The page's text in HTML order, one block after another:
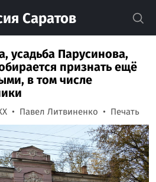
Саратов
усадьба Парусинова,
признать ещё
в том числе
Павел Литвиненко Печать